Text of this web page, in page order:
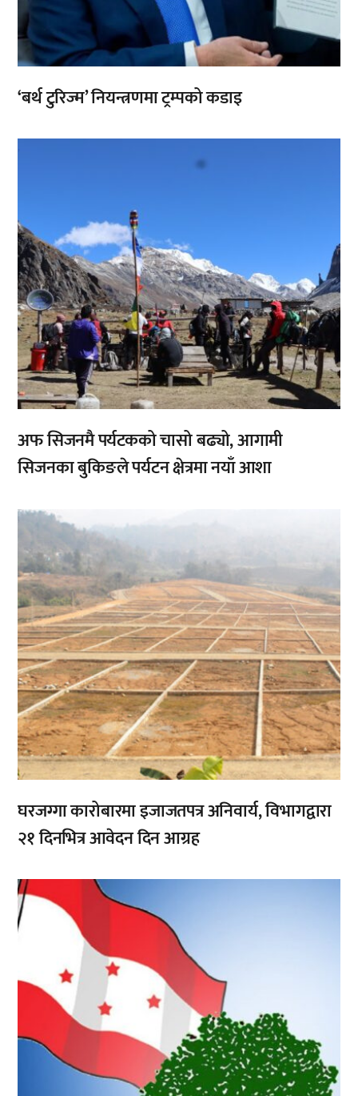
‘बर्थ टुरिज्म’ नियन्त्रणमा ट्रम्पको कडाइ
अफ सिजनमै पर्यटकको चासो बढ्यो, आगामी
सिजनका बुकिङले पर्यटन क्षेत्रमा नयाँ आशा
,
घरजग्गा कारोबारमा इजाजतपत्र अनिवार्य, विभागद्वारा
२१ दिनभित्र आवेदन दिन आग्रह
,